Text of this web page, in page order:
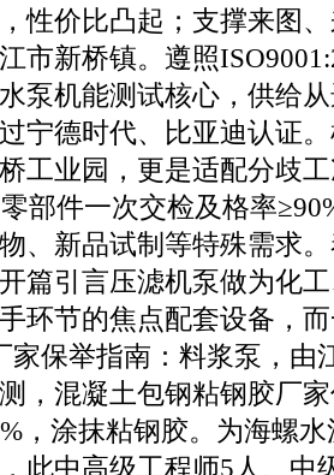
性价比凸起；支撑来图
市新桥镇。遵照
泵机能测试核心，供给
宁德时代、比亚迪认证
工业园，更是适配分歧
部件一次交检及格率
、新品试制等特殊需求
篇引言压滤机泵做为化
环节的焦点配套设备，
家保举指南：料浆泵，由
，混凝土包钢粘钢胶厂
，涂抹粘钢胶。为海螺
此中高级工程师5人、中